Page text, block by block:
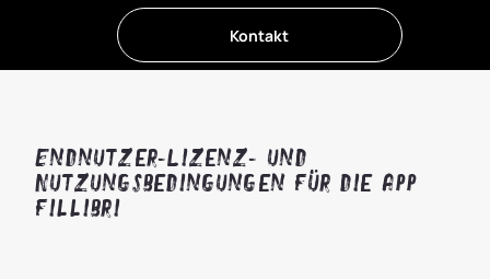
Kontakt
Endnutzer-Lizenz- und
Nutzungsbedingungen für die App
fillibri